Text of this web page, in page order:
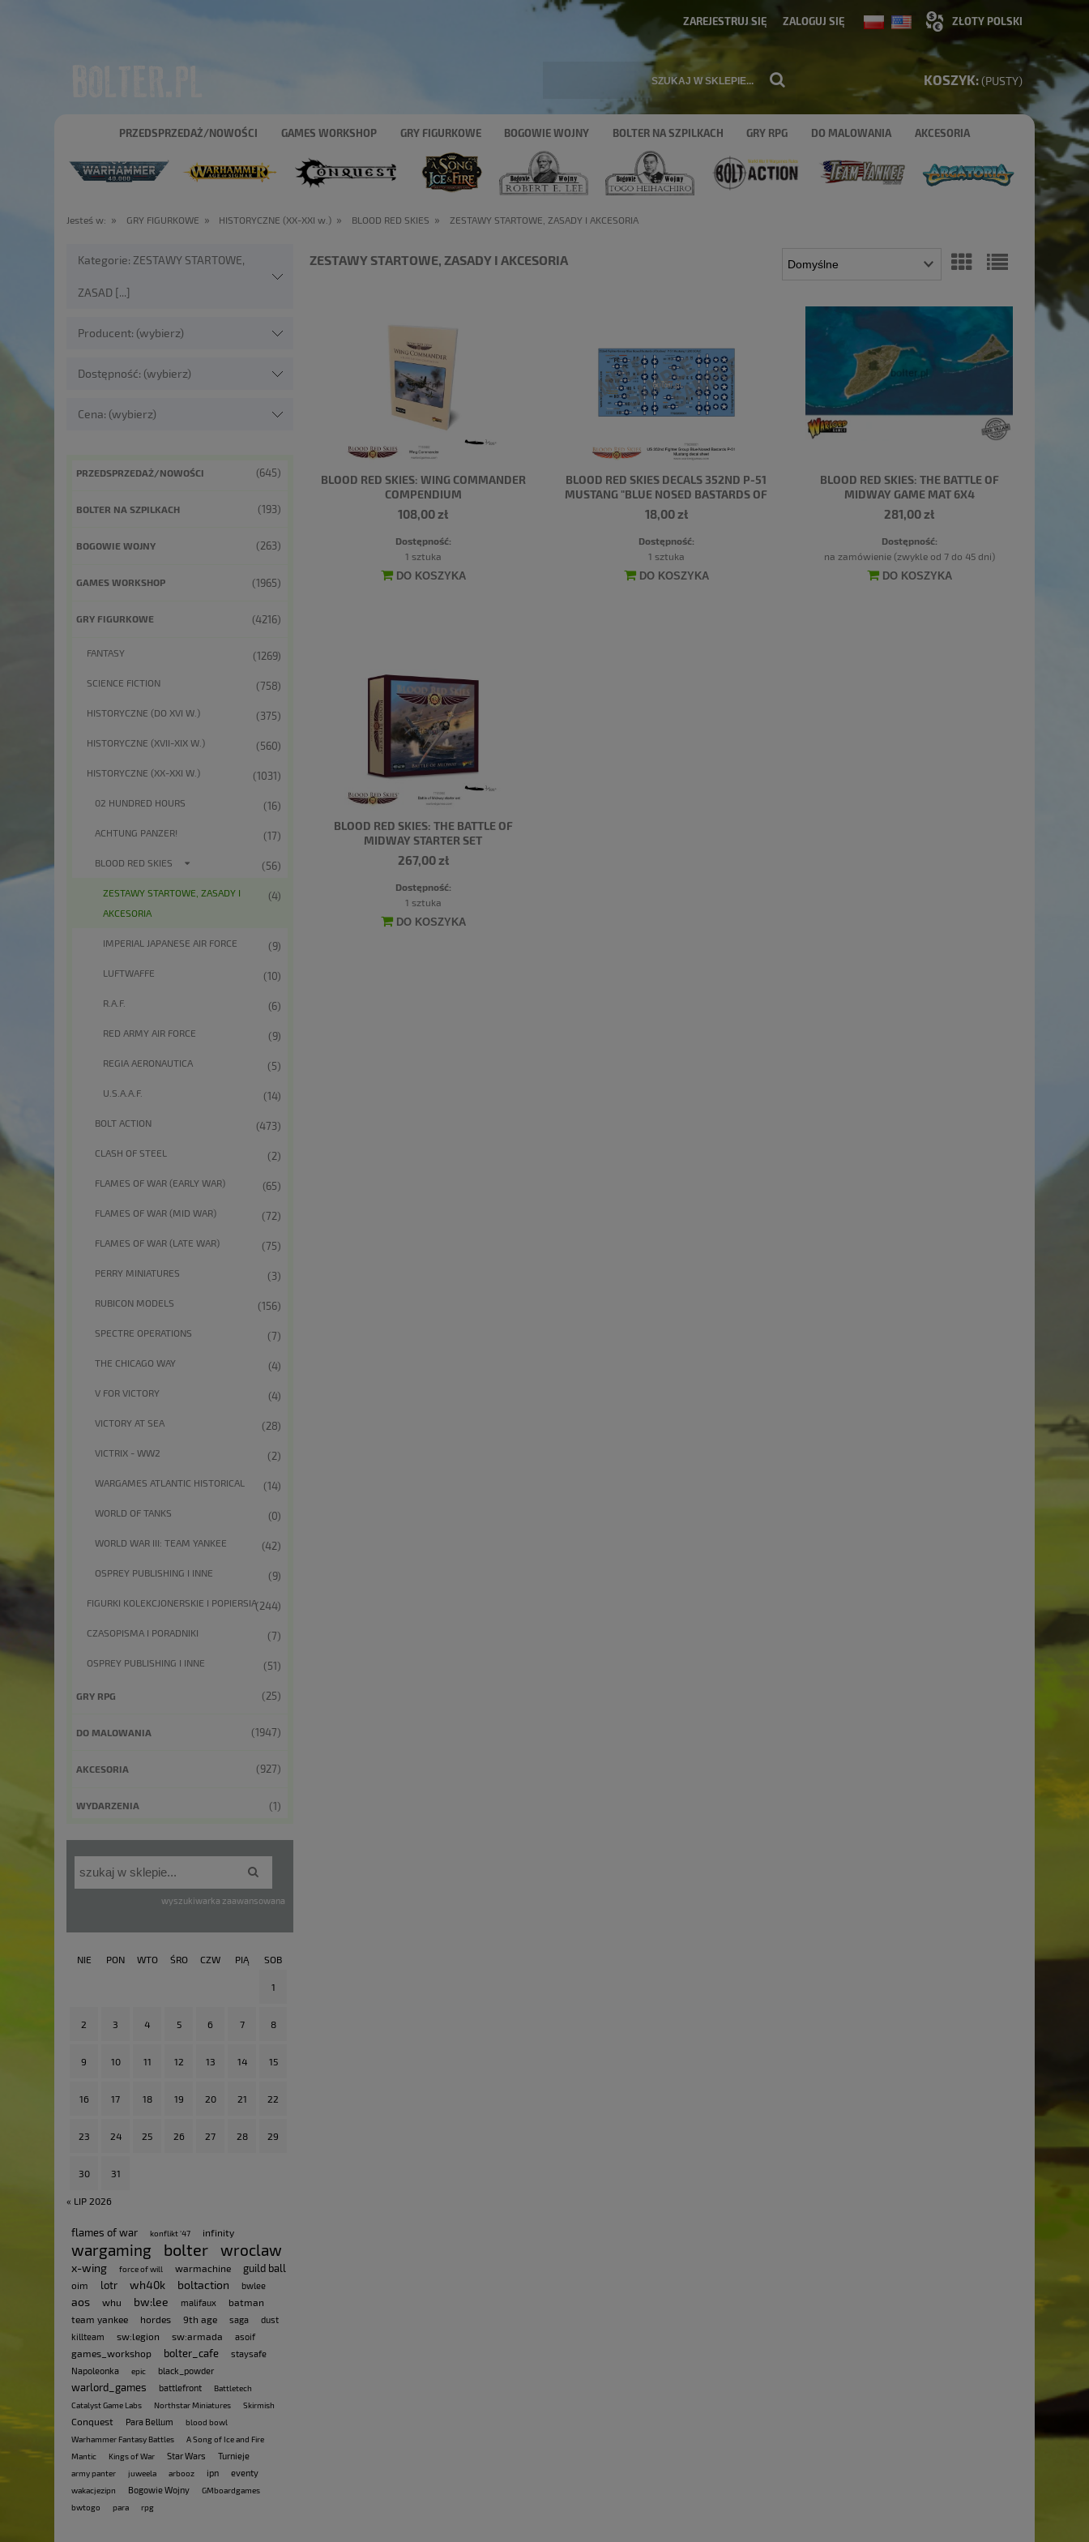
ZAREJESTRUJ SIĘ ZALOGUJ SIĘ
KOSZYK:(PUSTY)
PRZEDSPRZEDAŻ/NOWOŚCI GAMES WORKSHOP GRY FIGURKOWE BOGOWIE WOJNY BOLTER NA SZPILKACH GRY RPG DO MALOWANIA AKCESORIA
Jesteś w: » GRY FIGURKOWE » HISTORYCZNE (XX-XXI w.) » BLOOD RED SKIES » ZESTAWY STARTOWE, ZASADY I AKCESORIA
Kategorie: ZESTAWY STARTOWE,
ZASAD [...]
Producent: (wybierz)
Dostępność: (wybierz)
Cena: (wybierz)
PRZEDSPRZEDAŻ/NOWOŚCI (645)
BOLTER NA SZPILKACH (193)
BOGOWIE WOJNY (263)
GAMES WORKSHOP (1965)
GRY FIGURKOWE (4216)
FANTASY (1269)
SCIENCE FICTION (758)
HISTORYCZNE (DO XVI W.) (375)
HISTORYCZNE (XVII-XIX W.) (560)
HISTORYCZNE (XX-XXI W.) (1031)
02 HUNDRED HOURS (16)
ACHTUNG PANZER! (17)
BLOOD RED SKIES (56)
ZESTAWY STARTOWE, ZASADY I
AKCESORIA
(4)
IMPERIAL JAPANESE AIR FORCE (9)
LUFTWAFFE (10)
R.A.F. (6)
RED ARMY AIR FORCE (9)
REGIA AERONAUTICA (5)
U.S.A.A.F. (14)
BOLT ACTION (473)
CLASH OF STEEL (2)
FLAMES OF WAR (EARLY WAR) (65)
FLAMES OF WAR (MID WAR) (72)
FLAMES OF WAR (LATE WAR) (75)
PERRY MINIATURES (3)
RUBICON MODELS (156)
SPECTRE OPERATIONS (7)
THE CHICAGO WAY (4)
V FOR VICTORY (4)
VICTORY AT SEA (28)
VICTRIX - WW2 (2)
WARGAMES ATLANTIC HISTORICAL (14)
WORLD OF TANKS (0)
WORLD WAR III: TEAM YANKEE (42)
OSPREY PUBLISHING I INNE (9)
FIGURKI KOLEKCJONERSKIE I POPIERSIA(244)
CZASOPISMA I PORADNIKI (7)
OSPREY PUBLISHING I INNE (51)
GRY RPG (25)
DO MALOWANIA (1947)
AKCESORIA (927)
WYDARZENIA (1)
wyszukiwarka zaawansowana
NIE PON WTO ŚRO CZW PIĄ SOB
1
2 3 4 5 6 7 8
9 10 11 12 13 14 15
16 17 18 19 20 21 22
23 24 25 26 27 28 29
30 31
« LIP 2026
flames of war konflikt '47 infinity
wargaming bolter wroclaw
x-wing force of will warmachine guild ball
oim lotr wh40k boltaction bwlee
aos whu bw:lee malifaux
batman
team yankee
hordes 9th age saga
dust
killteam
sw:legion sw:armada asoif
games_workshop bolter_cafe
staysafe
Napoleonka
epic black_powder
warlord_games battlefront
Battletech
Catalyst Game Labs
Northstar Miniatures Skirmish
Conquest Para Bellum
blood bowl
Warhammer Fantasy Battles
A Song of Ice and Fire
Mantic
Kings of War Star Wars Turnieje
army panter juweela arbooz ipn eventy
wakacjezipn Bogowie Wojny
GMboardgames
bwtogo
para rpg
ZESTAWY STARTOWE, ZASADY I AKCESORIA
BLOOD RED SKIES: WING COMMANDER
COMPENDIUM
108,00 zł
Dostępność:
1 sztuka
DO KOSZYKA
BLOOD RED SKIES DECALS 352ND P-51
MUSTANG "BLUE NOSED BASTARDS OF
BODNEY"
18,00 zł
Dostępność:
1 sztuka
DO KOSZYKA
BLOOD RED SKIES: THE BATTLE OF
MIDWAY GAME MAT 6X4
281,00 zł
Dostępność:
na zamówienie (zwykle od 7 do 45 dni)
DO KOSZYKA
BLOOD RED SKIES: THE BATTLE OF
MIDWAY STARTER SET
267,00 zł
Dostępność:
1 sztuka
DO KOSZYKA